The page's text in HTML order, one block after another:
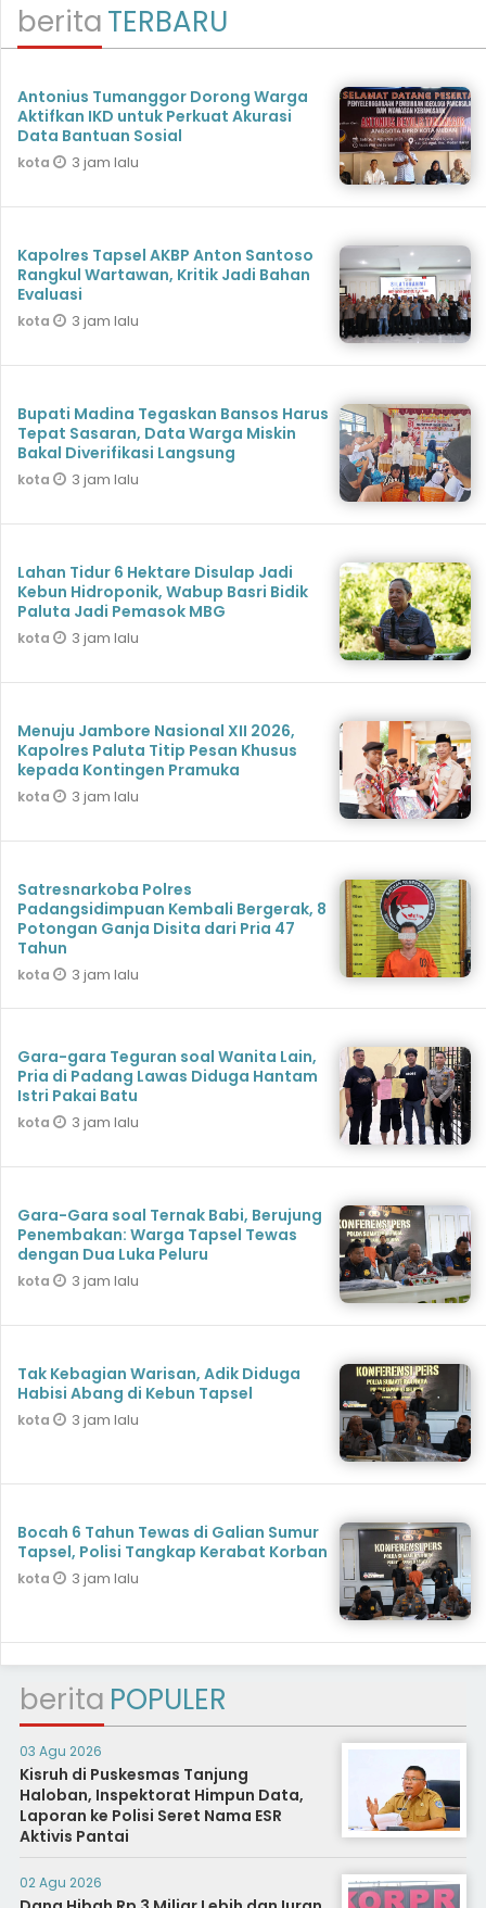
beritaTERBARU
Antonius Tumanggor Dorong Warga
Aktifkan IKD untuk Perkuat Akurasi
Data Bantuan Sosial
kota 3 jam lalu
Kapolres Tapsel AKBP Anton Santoso
Rangkul Wartawan, Kritik Jadi Bahan
Evaluasi
kota 3 jam lalu
Bupati Madina Tegaskan Bansos Harus
Tepat Sasaran, Data Warga Miskin
Bakal Diverifikasi Langsung
kota 3 jam lalu
Lahan Tidur 6 Hektare Disulap Jadi
Kebun Hidroponik, Wabup Basri Bidik
Paluta Jadi Pemasok MBG
kota 3 jam lalu
Menuju Jambore Nasional XII 2026,
Kapolres Paluta Titip Pesan Khusus
kepada Kontingen Pramuka
kota 3 jam lalu
Satresnarkoba Polres
Padangsidimpuan Kembali Bergerak, 8
Potongan Ganja Disita dari Pria 47
Tahun
kota 3 jam lalu
Gara-gara Teguran soal Wanita Lain,
Pria di Padang Lawas Diduga Hantam
Istri Pakai Batu
kota 3 jam lalu
Gara-Gara soal Ternak Babi, Berujung
Penembakan: Warga Tapsel Tewas
dengan Dua Luka Peluru
kota 3 jam lalu
Tak Kebagian Warisan, Adik Diduga
Habisi Abang di Kebun Tapsel
kota 3 jam lalu
Bocah 6 Tahun Tewas di Galian Sumur
Tapsel, Polisi Tangkap Kerabat Korban
kota 3 jam lalu
berita POPULER
03 Agu 2026
Kisruh di Puskesmas Tanjung
Haloban, Inspektorat Himpun Data,
Laporan ke Polisi Seret Nama ESR
Aktivis Pantai
02 Agu 2026